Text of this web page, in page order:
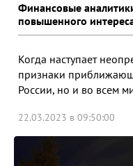
Финансовые
повышенного
Когда наступает
признаки
России, но и во всем
22.03.2023 в 09:50:00